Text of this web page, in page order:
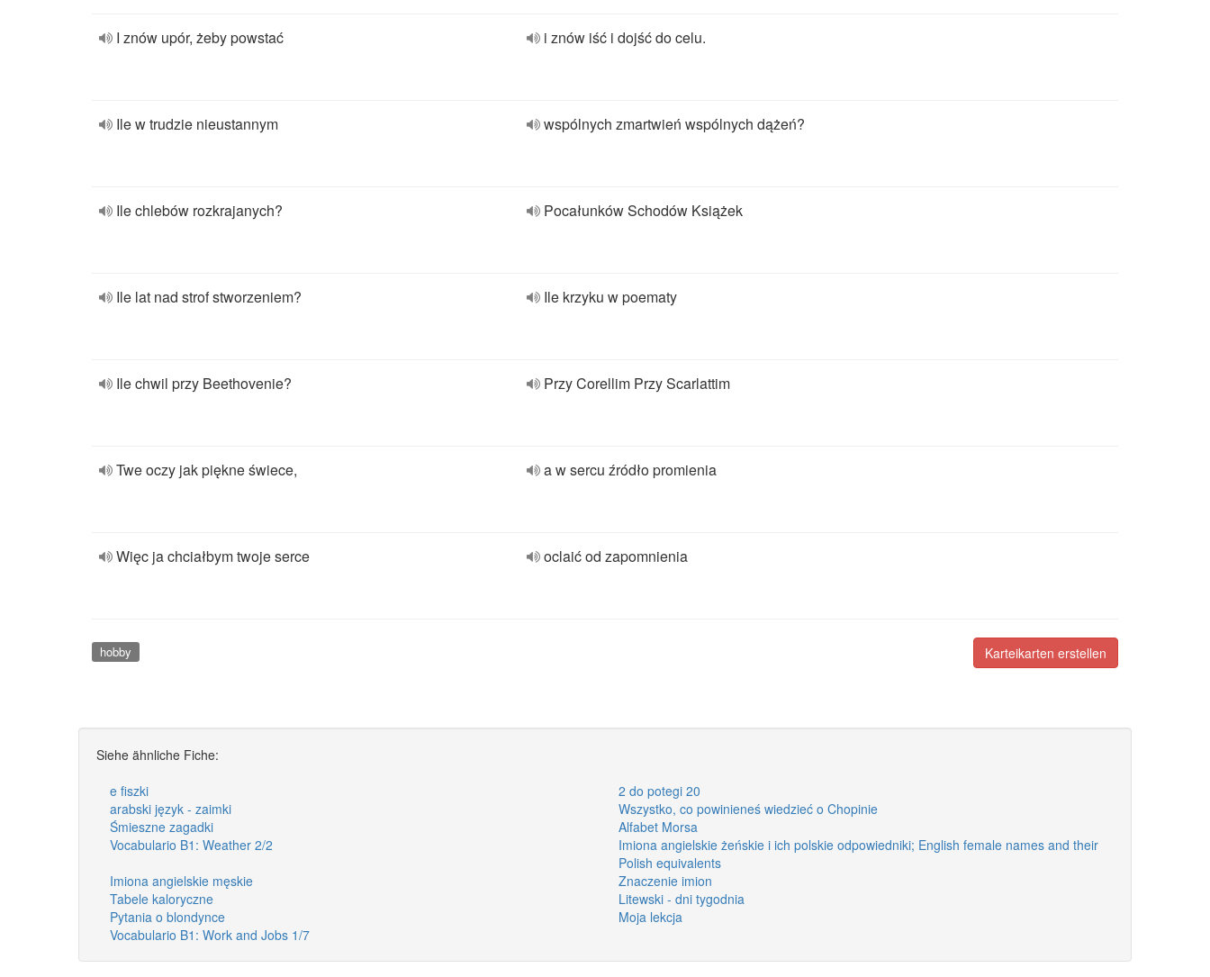
I znów upór, żeby powstać i znów iść i dojść do celu.
Ile w trudzie nieustannym wspólnych zmartwień wspólnych dążeń?
Ile chlebów rozkrajanych? Pocałunków Schodów Książek
Ile lat nad strof stworzeniem? Ile krzyku w poematy
Ile chwil przy Beethovenie? Przy Corellim Przy Scarlattim
Twe oczy jak piękne świece, a w sercu źródło promienia
Więc ja chciałbym twoje serce oclaić od zapomnienia
Karteikarten erstellen
hobby
Siehe ähnliche Fiche:
e fiszki
2 do potegi 20
arabski język - zaimki
Wszystko, co powinieneś wiedzieć o Chopinie
Śmieszne zagadki
Alfabet Morsa
Vocabulario B1: Weather 2/2
Imiona angielskie żeńskie i ich polskie odpowiedniki; English female names and their
Polish equivalents
Imiona angielskie męskie
Znaczenie imion
Tabele kaloryczne
Litewski - dni tygodnia
Pytania o blondynce
Moja lekcja
Vocabulario B1: Work and Jobs 1/7